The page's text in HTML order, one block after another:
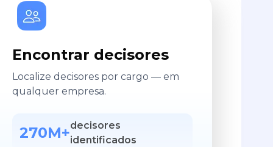
Encontrar decisores
Localize decisores por cargo — em
qualquer empresa.
270M+decisores
identificados